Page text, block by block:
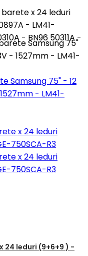
x 24 leduri
- LM41-
- BN96 50311A -
Samsung 75"
- 1527mm - LM41-
Samsung 75" - 12
- LM41-
24 leduri (9+6+9 ) -